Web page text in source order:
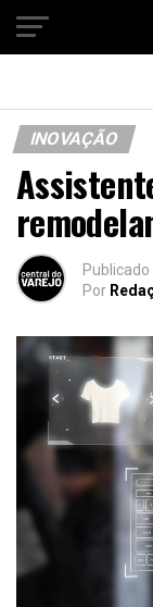
INOVAÇÃO
Publicado
Por